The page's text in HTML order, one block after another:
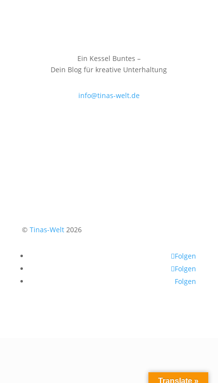
Ein Kessel Buntes –
Dein Blog für kreative Unterhaltung
info@tinas-welt.de
© Tinas-Welt2026
Folgen
Folgen
Folgen
Translate »